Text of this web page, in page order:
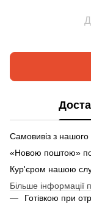
Самовивіз з
«Новою поштою» по
Кур'єром нашою
Більше інформації
Готівкою при